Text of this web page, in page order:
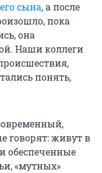
сына, а после
пока
она
Наши коллеги
понять,
говорят: живут в
обеспеченные
«мутных»